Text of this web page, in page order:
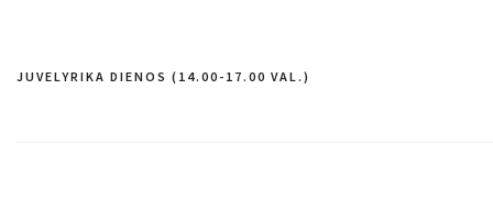
Navigacija
JUVELYRIKA DIENOS (14.00-17.00 VAL.)